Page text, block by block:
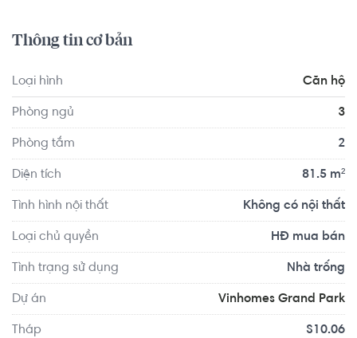
Minh.
Sở hữu căn hộ Vinhomes Grand Park bạn còn có cơ hội sở
hữu tấm vé quyền năng trải nghiệm Thành phố Công viên
rộng 36ha, công viên Gym với hơn 800 máy tập, công viên
Ánh sáng nghệ thuật, khu chèo thuyền Kayak, hơn 100
trung tâm thương mại,…
Thông tin cơ bản
Loại hình Căn hộ
Phòng ngủ 3
Phòng tắm 2
Diện tích 81.5 m²
Tình hình nội thất Không có nội thất
Loại chủ quyền HĐ mua bán
Tình trạng sử dụng Nhà trống
Dự án Vinhomes Grand Park
Tháp S10.06